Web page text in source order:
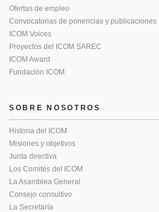
Ofertas de empleo
Convocatorias de ponencias y publicaciones
ICOM Voices
Proyectos del ICOM SAREC
ICOM Award
Fundación ICOM
SOBRE NOSOTROS
Historia del ICOM
Misiones y objetivos
Junta directiva
Los Comités del ICOM
La Asamblea General
Consejo consultivo
La Secretaría